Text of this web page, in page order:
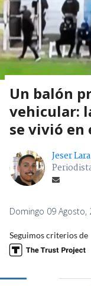
Un balón
vehicular:
se vivió
Jeser Lara
Domingo 09 Agosto,
Seguimos criterios de